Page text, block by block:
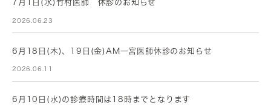
7月1日(水)竹村医師 休診のお知らせ
2026.06.23
6月18日(木)、19日(金)AM一宮医師休診のお知らせ
2026.06.11
6月10日(水)の診療時間は18時までとなります